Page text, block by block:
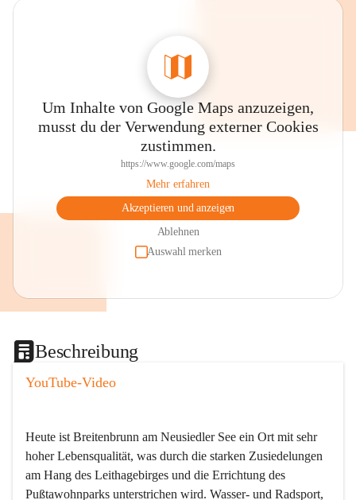
Um Inhalte von Google Maps anzuzeigen,
musst du der Verwendung externer Cookies
zustimmen.
https://www.google.com/maps
Mehr erfahren
Akzeptieren und anzeigen
Ablehnen
Auswahl merken
Beschreibung
YouTube-Video
Heute ist Breitenbrunn am Neusiedler See ein Ort mit sehr
hoher Lebensqualität, was durch die starken Zusiedelungen
am Hang des Leithagebirges und die Errichtung des
Pußtawohnparks unterstrichen wird. Wasser- und Radsport,